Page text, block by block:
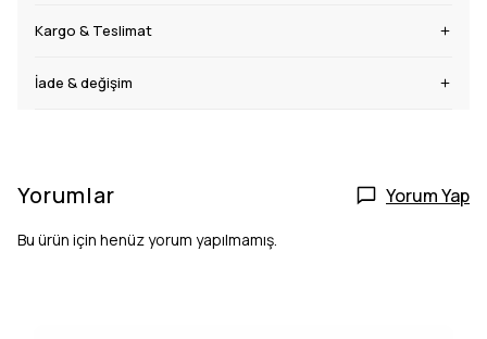
Kargo & Teslimat
İade & değişim
Yorumlar Yorum Yap
Bu ürün için henüz yorum yapılmamış.